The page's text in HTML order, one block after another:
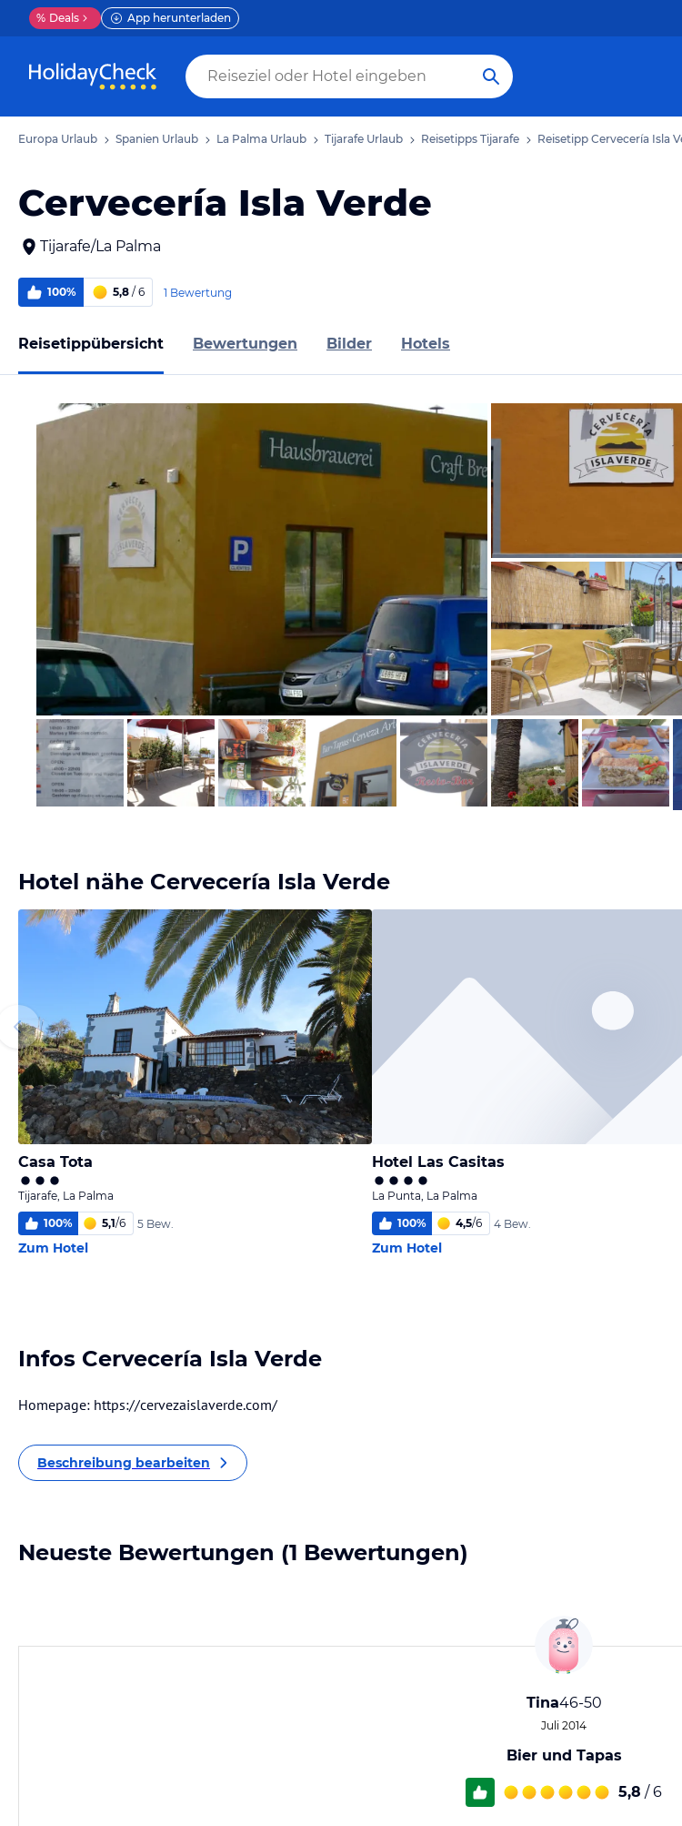
% Deals App herunterladen
Europa Urlaub Spanien Urlaub La Palma Urlaub Tijarafe Urlaub Reisetipps Tijarafe Reisetipp Cervecería Isla
Cervecería Isla Verde
Tijarafe/La Palma
100% 5,8 / 6 1 Bewertung
Reisetippübersicht Bewertungen Bilder Hotels
Bild melden
von Karl-Helge
Bild melden
von Karl-Helge
Bild melden
von Tina
Hotel nähe Cervecería Isla Verde
Casa Tota
Tijarafe, La Palma
100% 5,1/6 5 Bew.
Zum Hotel
Hotel Las Casitas
La Punta, La Palma
100% 4,5/6 4 Bew.
Zum Hotel
Infos Cervecería Isla Verde
Homepage: https://cervezaislaverde.com/
Beschreibung bearbeiten
Neueste Bewertungen (1 Bewertungen)
Tina46-50
Juli 2014
Bier und Tapas
5,8 / 6